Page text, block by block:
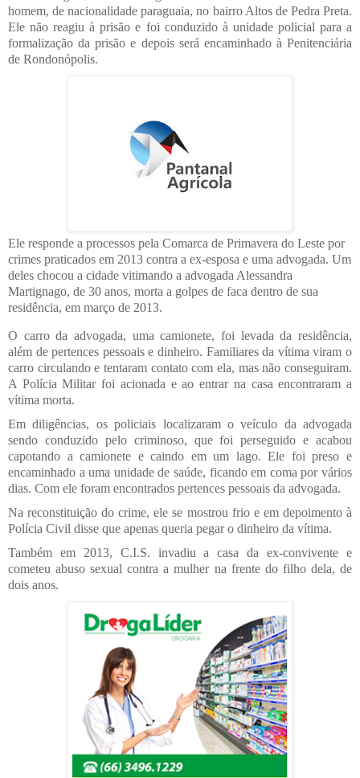
homem, de nacionalidade paraguaia, no bairro Altos de Pedra Preta.
Ele não reagiu à prisão e foi conduzido à unidade policial para a
formalização da prisão e depois será encaminhado à Penitenciária
de Rondonópolis.
Ele responde a processos pela Comarca de Primavera do Leste por
crimes praticados em 2013 contra a ex-esposa e uma advogada. Um
deles chocou a cidade vitimando a advogada Alessandra
Martignago, de 30 anos, morta a golpes de faca dentro de sua
residência, em março de 2013.
O carro da advogada, uma camionete, foi levada da residência,
além de pertences pessoais e dinheiro. Familiares da vítima viram o
carro circulando e tentaram contato com ela, mas não conseguiram.
A Polícia Militar foi acionada e ao entrar na casa encontraram a
vítima morta.
Em diligências, os policiais localizaram o veículo da advogada
sendo conduzido pelo criminoso, que foi perseguido e acabou
capotando a camionete e caindo em um lago. Ele foi preso e
encaminhado a uma unidade de saúde, ficando em coma por vários
dias. Com ele foram encontrados pertences pessoais da advogada.
Na reconstituição do crime, ele se mostrou frio e em depoimento à
Polícia Civil disse que apenas queria pegar o dinheiro da vítima.
Também em 2013, C.I.S. invadiu a casa da ex-convivente e
cometeu abuso sexual contra a mulher na frente do filho dela, de
dois anos.